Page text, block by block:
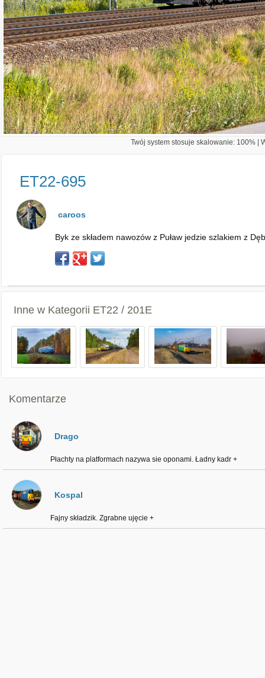
Twój system stosuje skalowanie: 100% |
ET22-695
caroos
Byk ze składem nawozów z Puław jedzie szlakiem z
Inne w Kategorii ET22 / 201E
Komentarze
Drago
Płachty na platformach nazywa sie oponami. Ładny kadr +
Kospal
Fajny składzik. Zgrabne ujęcie +